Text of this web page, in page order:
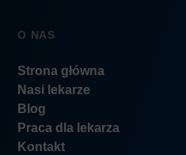
O NAS
Strona główna
Nasi lekarze
Blog
Praca dla lekarza
Kontakt